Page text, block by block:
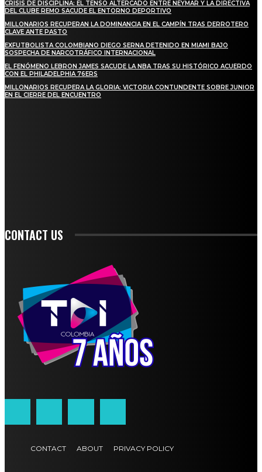
CRISIS DE DISCIPLINA: EL TENSO ALTERCADO ENTRE NEYMAR Y LA DIRECTIVA
DEL CLUBE REMO SACUDE EL ENTORNO DEPORTIVO
MILLONARIOS RECUPERAN LA DOMINANCIA EN EL CAMPÍN TRAS DERROTERO
CLAVE ANTE PASTO
EXFUTBOLISTA COLOMBIANO DIEGO SERNA DETENIDO EN MIAMI BAJO
SOSPECHA DE NARCOTRÁFICO INTERNACIONAL
EL FENÓMENO LEBRON JAMES SACUDE LA NBA TRAS SU HISTÓRICO ACUERDO
CON EL PHILADELPHIA 76ERS
MILLONARIOS RECUPERA LA GLORIA: VICTORIA CONTUNDENTE SOBRE JUNIOR
EN EL CIERRE DEL ENCUENTRO
CONTACT US
CONTACT ABOUT PRIVACY POLICY